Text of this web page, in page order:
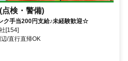
検・警備)
ク手当200円支給♪未経験歓迎☆
[154]
/直行直帰OK